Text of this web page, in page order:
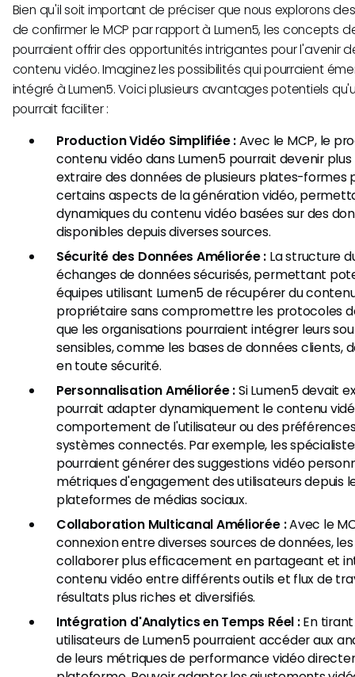
Bien qu'il soit important de préciser que nous explorons
de confirmer le MCP par rapport à Lumen5, les concepts
pourraient offrir des opportunités intrigantes pour l'avenir
contenu vidéo. Imaginez les possibilités qui pourraient
intégré à Lumen5. Voici plusieurs avantages potentiels
pourrait faciliter :
Production Vidéo Simplifiée :Avec le MCP, le
contenu vidéo dans Lumen5 pourrait devenir plus
extraire des données de plusieurs plates-formes
certains aspects de la génération vidéo,
dynamiques du contenu vidéo basées sur des
disponibles depuis diverses sources.
Sécurité des Données Améliorée : La structure
échanges de données sécurisés, permettant
équipes utilisant Lumen5 de récupérer du
propriétaire sans compromettre les protocoles
que les organisations pourraient intégrer leurs
sensibles, comme les bases de données clients,
en toute sécurité.
Personnalisation Améliorée :Si Lumen5 devait
pourrait adapter dynamiquement le contenu
comportement de l'utilisateur ou des
systèmes connectés. Par exemple, les
pourraient générer des suggestions vidéo
métriques d'engagement des utilisateurs depuis
plateformes de médias sociaux.
Collaboration Multicanal Améliorée :Avec le
connexion entre diverses sources de données,
collaborer plus efficacement en partageant et
contenu vidéo entre différents outils et flux de
résultats plus riches et diversifiés.
Intégration d'Analytics en Temps Réel :En tirant
utilisateurs de Lumen5 pourraient accéder aux
de leurs métriques de performance vidéo